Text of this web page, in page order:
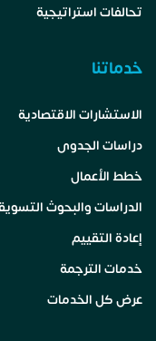
تحالفات استراتيجية
خدماتنا
الاستشارات الاقتصادية
دراسات الجدوى
خطط الأعمال
الدراسات والبحوث
إعادة التقييم
خدمات الترجمة
عرض كل الخدمات